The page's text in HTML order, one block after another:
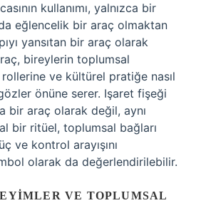
kullanımı, yalnızca bir
eğlencelik bir araç olmaktan
yansıtan bir araç olarak
bireylerin toplumsal
ve kültürel pratiğe nasıl
önüne serer. Işaret fişeği
bir araç olarak değil, aynı
bir ritüel, toplumsal bağları
ve kontrol arayışını
olarak da değerlendirilebilir.
VE TOPLUMSAL